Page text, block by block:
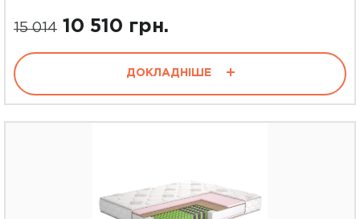
15 014 10 510 грн.
ДОКЛАДНІШЕ